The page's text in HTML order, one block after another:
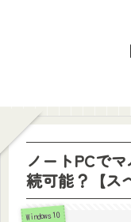
ノートPCで
続可能？【ス
Windows10